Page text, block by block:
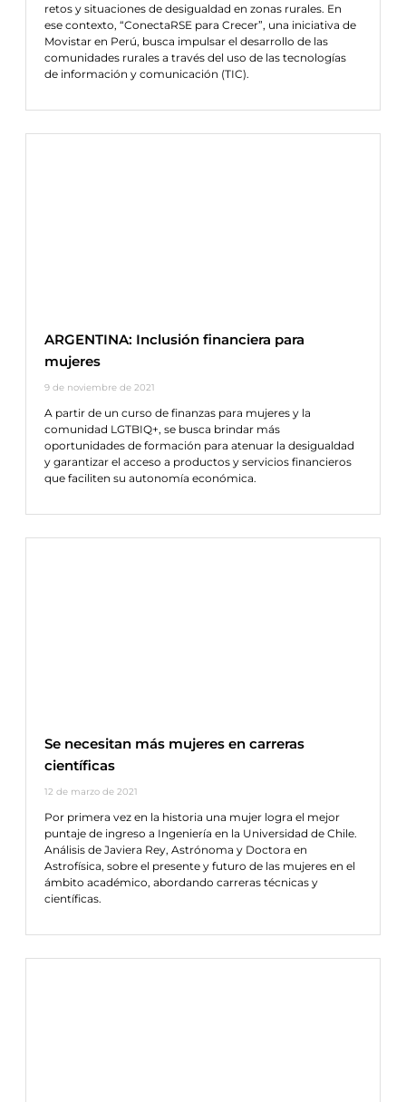
retos y situaciones de desigualdad en zonas rurales. En
ese contexto, “ConectaRSE para Crecer”, una iniciativa de
Movistar en Perú, busca impulsar el desarrollo de las
comunidades rurales a través del uso de las tecnologías
de información y comunicación (TIC).
ARGENTINA: Inclusión financiera para
mujeres
9 de noviembre de 2021
A partir de un curso de finanzas para mujeres y la
comunidad LGTBIQ+, se busca brindar más
oportunidades de formación para atenuar la desigualdad
y garantizar el acceso a productos y servicios financieros
que faciliten su autonomía económica.
Se necesitan más mujeres en carreras
científicas
12 de marzo de 2021
Por primera vez en la historia una mujer logra el mejor
puntaje de ingreso a Ingeniería en la Universidad de Chile.
Análisis de Javiera Rey, Astrónoma y Doctora en
Astrofísica, sobre el presente y futuro de las mujeres en el
ámbito académico, abordando carreras técnicas y
científicas.